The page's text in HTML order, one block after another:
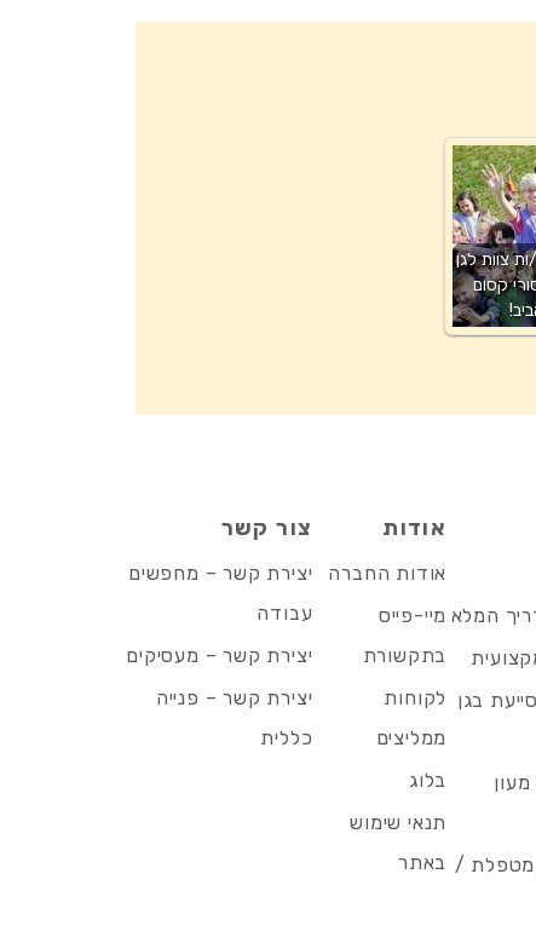
צוות לגן
קסום
המלא
בגן
מטפלת /
אודות
אודות החברה
מיי-פייס
בתקשורת
לקוחות
ממליצים
בלוג
תנאי שימוש
באתר
צור קשר
יצירת קשר – מחפשים
עבודה
יצירת קשר – מעסיקים
יצירת קשר – פנייה
כללית